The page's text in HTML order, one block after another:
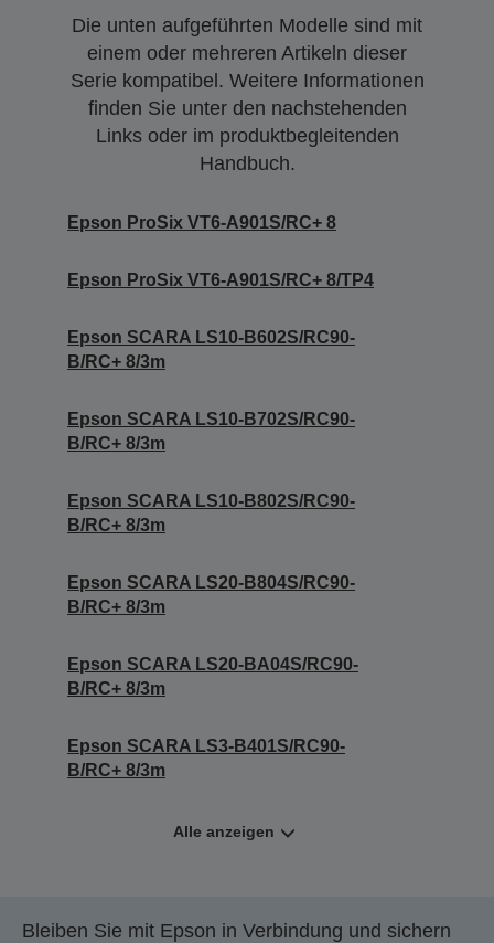
Die unten aufgeführten Modelle sind mit
einem oder mehreren Artikeln dieser
Serie kompatibel. Weitere Informationen
finden Sie unter den nachstehenden
Links oder im produktbegleitenden
Handbuch.
Epson ProSix VT6-A901S/RC+ 8
Epson ProSix VT6-A901S/RC+ 8/TP4
Epson SCARA LS10-B602S/RC90-
B/RC+ 8/3m
Epson SCARA LS10-B702S/RC90-
B/RC+ 8/3m
Epson SCARA LS10-B802S/RC90-
B/RC+ 8/3m
Epson SCARA LS20-B804S/RC90-
B/RC+ 8/3m
Epson SCARA LS20-BA04S/RC90-
B/RC+ 8/3m
Epson SCARA LS3-B401S/RC90-
B/RC+ 8/3m
Alle anzeigen
Bleiben Sie mit Epson in Verbindung und sichern